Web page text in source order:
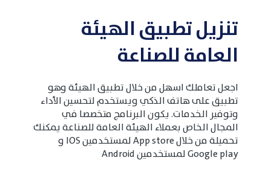
تنزيل تطبيق الهيئة
العامة للصناعة
اجعل تعاملك اسهل من خلال تطبيق الهيئة وهو
تطبيق على هاتف الذكي ويستخدم لتحسين الأداء
وتوفير الخدمات. يكون البرنامج متخصصا في
المجال الخاص بعملاء الهيئة العامة للصناعة يمكنك
تحميلة من خلال App store لمستخدمين IOS و
Google play لمستخدمين Android